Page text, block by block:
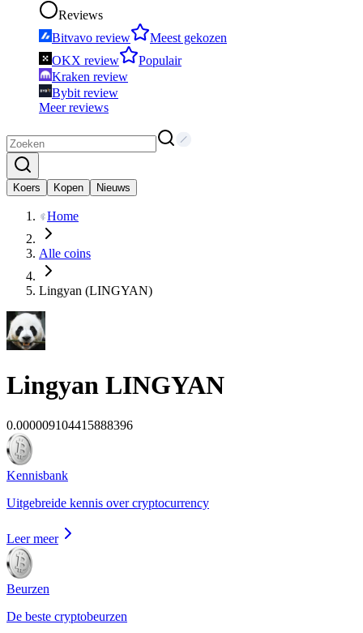
Reviews
Bitvavo review
Meest gekozen
OKX review
Populair
Kraken review
Bybit review
Meer reviews
Koers Kopen Nieuws
Home
Alle coins
Lingyan (LINGYAN)
Lingyan LINGYAN
0.000009104415888396
Kennisbank
Uitgebreide kennis over cryptocurrency
Leer meer
Beurzen
De beste cryptobeurzen